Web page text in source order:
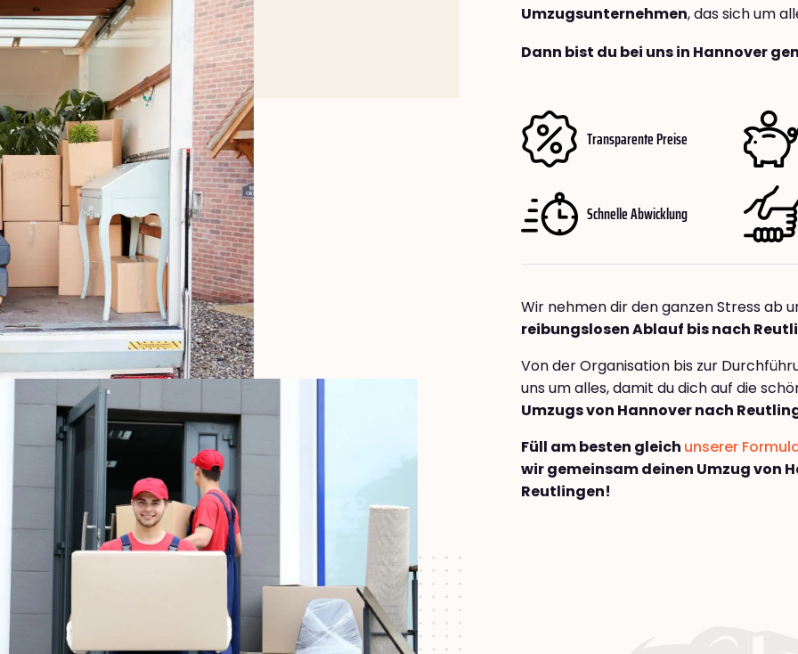
Umzugsunternehmen, das sich um
Dann bist du bei uns in Hannover
Transparente Preise
Schnelle Abwicklung
Wir nehmen dir den ganzen Stress ab
reibungslosen Ablauf bis nach
Von der Organisation bis zur
uns um alles, damit du dich auf die
Umzugs von Hannover nach
Füll am besten gleich unserer
wir gemeinsam deinen Umzug von
Reutlingen!